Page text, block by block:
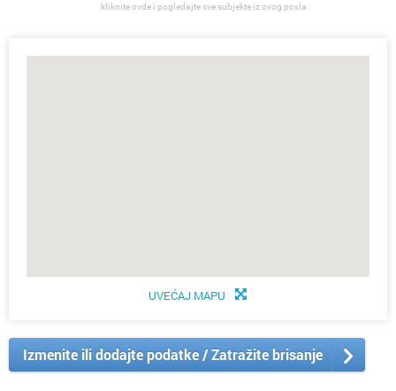
kliknite ovde i pogledajte sve subjekte iz ovog posla
UVEĆAJ MAPU
Izmenite ili dodajte podatke / Zatražite brisanje